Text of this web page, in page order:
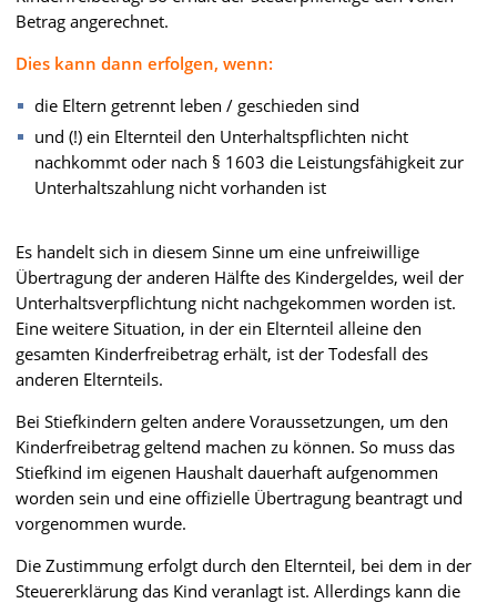
Betrag angerechnet.
Dies kann dann erfolgen, wenn:
die Eltern getrennt leben / geschieden sind
und (!) ein Elternteil den Unterhaltspflichten nicht
nachkommt oder nach § 1603 die Leistungsfähigkeit zur
Unterhaltszahlung nicht vorhanden ist
Es handelt sich in diesem Sinne um eine unfreiwillige
Übertragung der anderen Hälfte des Kindergeldes, weil der
Unterhaltsverpflichtung nicht nachgekommen worden ist.
Eine weitere Situation, in der ein Elternteil alleine den
gesamten Kinderfreibetrag erhält, ist der Todesfall des
anderen Elternteils.
Bei Stiefkindern gelten andere Voraussetzungen, um den
Kinderfreibetrag geltend machen zu können. So muss das
Stiefkind im eigenen Haushalt dauerhaft aufgenommen
worden sein und eine offizielle Übertragung beantragt und
vorgenommen wurde.
Die Zustimmung erfolgt durch den Elternteil, bei dem in der
Steuererklärung das Kind veranlagt ist. Allerdings kann die